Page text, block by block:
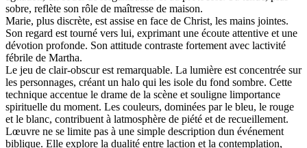
sobre, reflète son rôle de maîtresse de maison.
Marie, plus discrète, est assise en face de Christ, les mains jointes.
Son regard est tourné vers lui, exprimant une écoute attentive et une
dévotion profonde. Son attitude contraste fortement avec lactivité
fébrile de Martha.
Le jeu de clair-obscur est remarquable. La lumière est concentrée sur
les personnages, créant un halo qui les isole du fond sombre. Cette
technique accentue le drame de la scène et souligne limportance
spirituelle du moment. Les couleurs, dominées par le bleu, le rouge
et le blanc, contribuent à latmosphère de piété et de recueillement.
Lœuvre ne se limite pas à une simple description dun événement
biblique. Elle explore la dualité entre laction et la contemplation,